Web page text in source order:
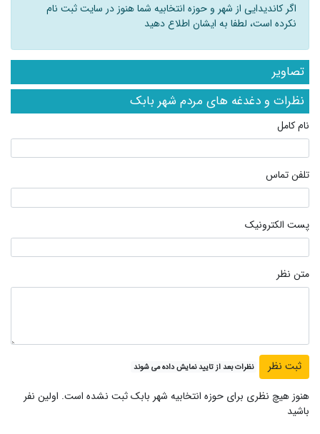
اگر کاندیدایی از شهر و حوزه انتخابیه شما هنوز در سایت ثبت نام
نکرده است، لطفا به ایشان اطلاع دهید
تصاویر
نظرات و دغدغه های مردم شهر بابک
نام کامل
تلفن تماس
پست الکترونیک
متن نظر
نظرات بعد از تایید نمایش داده می شوند
هنوز هیچ نظری برای حوزه انتخابیه شهر بابک ثبت نشده است. اولین نفر
باشید